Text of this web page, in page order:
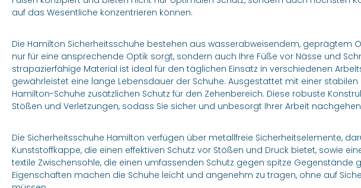
auf das Wesentliche konzentrieren können.
Die Hamilton Sicherheitsschuhe bestehen aus wasserabweisendem, geprägtem
nur für eine ansprechende Optik sorgt, sondern auch Ihre Füße vor Nässe und
strapazierfähige Material ist ideal für den täglichen Einsatz in verschiedenen
gewährleistet eine lange Lebensdauer der Schuhe. Ausgestattet mit einer
Hamilton-Schuhe zusätzlichen Schutz für den Zehenbereich. Diese robuste
Stößen und Verletzungen, sodass Sie sicher und unbesorgt Ihrer Arbeit
Die Sicherheitsschuhe Hamilton verfügen über metallfreie Sicherheitselemente,
Kunststoffkappe, die einen effektiven Schutz vor Stößen und Druck bietet, sowie
textile Zwischensohle, die einen umfassenden Schutz gegen spitze Gegenstände
Eigenschaften machen die Schuhe leicht und angenehm zu tragen, ohne auf